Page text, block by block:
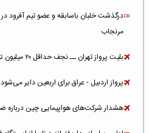
درگذشت خلبان باسابقه و عضو تیم آفرود
مرنجاب
بلیت پرواز تهران ــ نجف حداقل ۲۰ میلیون تومان شد
پرواز اردبیل - عراق برای اربعین دایر می‌شود
هشدار شرکت‌های هواپیمایی چین درباره